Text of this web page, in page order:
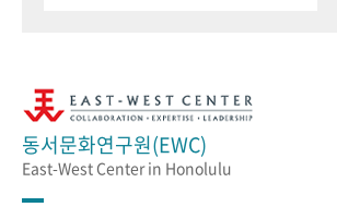
동서문화연구원(EWC)
East-West Center in Honolulu